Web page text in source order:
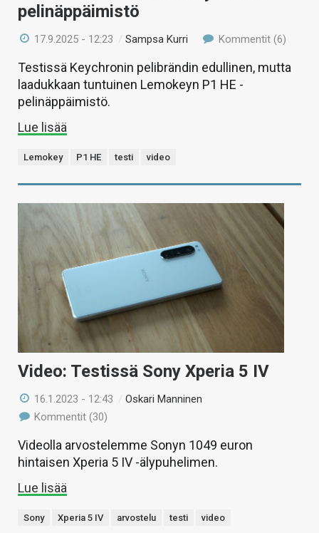
pelinäppäimistö
17.9.2025 - 12:23 /Sampsa Kurri Kommentit (6)
Testissä Keychronin pelibrändin edullinen, mutta
laadukkaan tuntuinen Lemokeyn P1 HE -
pelinäppäimistö.
Lue lisää
Lemokey P1 HE testi video
Video: Testissä Sony Xperia 5 IV
16.1.2023 - 12:43 /Oskari Manninen
Kommentit (30)
Videolla arvostelemme Sonyn 1049 euron
hintaisen Xperia 5 IV -älypuhelimen.
Lue lisää
Sony Xperia 5 IV arvostelu testi video